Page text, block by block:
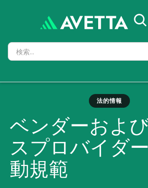
法的情報
ベンダーおよ
スプロバイダ
動規範